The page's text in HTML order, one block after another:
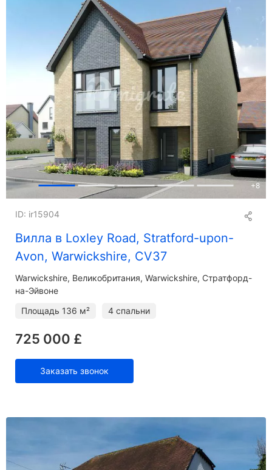
+8
Вилла в Loxley Road, Stratford-upon-
Avon, Warwickshire, CV37
ID: ir15904
Warwickshire Великобритания, Warwickshire, Стратфорд-
на-Эйвоне
Площадь 136 м² 4 спальни
725 000 £
Заказать звонок